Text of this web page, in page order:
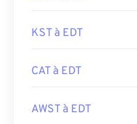
KST à EDT
CAT à EDT
AWST à EDT